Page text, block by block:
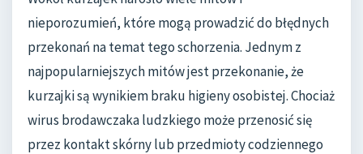
nieporozumień, które mogą prowadzić do błędnych
przekonań na temat tego schorzenia. Jednym z
najpopularniejszych mitów jest przekonanie, że
kurzajki są wynikiem braku higieny osobistej. Chociaż
wirus brodawczaka ludzkiego może przenosić się
przez kontakt skórny lub przedmioty codziennego